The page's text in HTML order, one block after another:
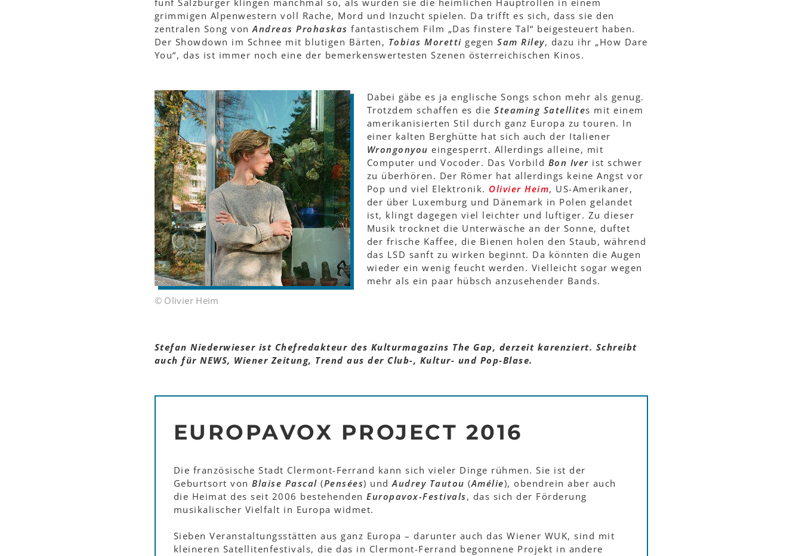
grimmigen Alpenwestern voll Rache, Mord und Inzucht spielen. Da trifft es sich, dass sie den
zentralen Song vonAndreas Prohaskas fantastischem Film „Das finstere Tal“ beigesteuert haben.
Der Showdown im Schnee mit blutigen Bärten, Tobias Moretti gegen Sam Riley, dazu ihr „How Dare
You“, das ist immer noch eine der bemerkenswertesten Szenen österreichischen Kinos.
© Olivier Heim
Dabei gäbe es ja englische Songs schon mehr als genug.
Trotzdem schaffen es dieSteaming Satellites mit einem
amerikanisierten Stil durch ganz Europa zu touren. In
einer kalten Berghütte hat sich auch der Italiener
Wrongonyou eingesperrt. Allerdings alleine, mit
Computer und Vocoder. Das Vorbild Bon Iver ist schwer
zu überhören. Der Römer hat allerdings keine Angst vor
Pop und viel Elektronik. Olivier Heim, US-Amerikaner,
der über Luxemburg und Dänemark in Polen gelandet
ist, klingt dagegen viel leichter und luftiger. Zu dieser
Musik trocknet die Unterwäsche an der Sonne, duftet
der frische Kaffee, die Bienen holen den Staub, während
das LSD sanft zu wirken beginnt. Da könnten die Augen
wieder ein wenig feucht werden. Vielleicht sogar wegen
mehr als ein paar hübsch anzusehender Bands.
Stefan Niederwieser ist Chefredakteur des Kulturmagazins The Gap, derzeit karenziert. Schreibt
auch für NEWS, Wiener Zeitung, Trend aus der Club-, Kultur- und Pop-Blase.
EUROPAVOX PROJECT 2016
Die französische Stadt Clermont-Ferrand kann sich vieler Dinge rühmen. Sie ist der
Geburtsort von Blaise Pascal (Pensées) undAudrey Tautou (Amélie), obendrein aber auch
die Heimat des seit 2006 bestehenden Europavox-Festivals, das sich der Förderung
musikalischer Vielfalt in Europa widmet.
Sieben Veranstaltungsstätten aus ganz Europa – darunter auch das Wiener WUK, sind mit
kleineren Satellitenfestivals, die das in Clermont-Ferrand begonnene Projekt in andere